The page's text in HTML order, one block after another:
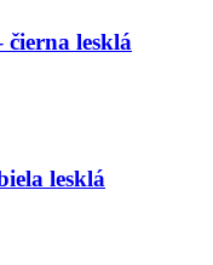
lesklá
lesklá